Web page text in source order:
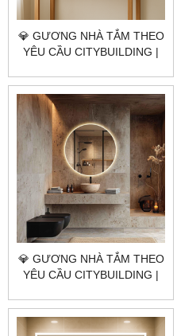
💎 GƯƠNG NHÀ TẮM THEO
YÊU CẦU CITYBUILDING |
GIÁ GƯƠNG NHÀ TẮM XÃ
BÌNH CHÂU TP.HCM
💎 GƯƠNG NHÀ TẮM THEO
YÊU CẦU CITYBUILDING |
GIÁ GƯƠNG NHÀ TẮM XÃ
BÀU LÂM TP.HCM